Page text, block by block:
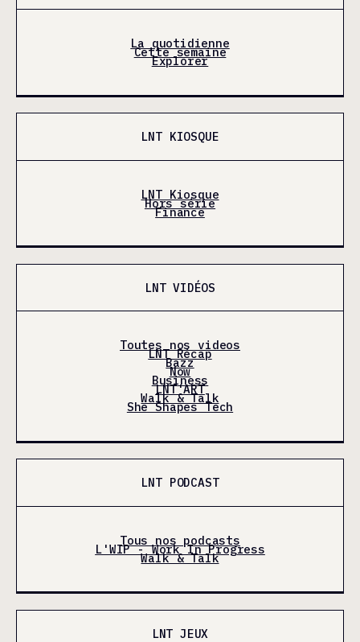
La quotidienne
Cette semaine
Explorer
LNT KIOSQUE
LNT Kiosque
Hors série
Finance
LNT VIDÉOS
Toutes nos videos
LNT Récap
Bazz
Now
Business
LNT'ART
Walk & Talk
She Shapes Tech
LNT PODCAST
Tous nos podcasts
L'WIP - Work In Progress
Walk & Talk
LNT JEUX